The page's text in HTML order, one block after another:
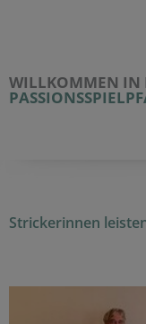
WILLKOMMEN IN
Strickerinnen leisten